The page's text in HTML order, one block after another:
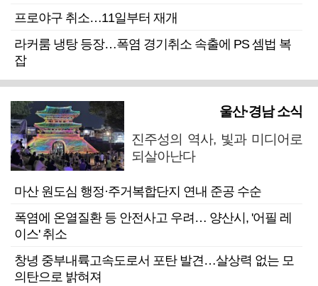
프로야구 취소…11일부터 재개
라커룸 냉탕 등장…폭염 경기취소 속출에 PS 셈법 복
잡
울산·경남 소식
진주성의 역사, 빛과 미디어로
되살아난다
마산 원도심 행정·주거복합단지 연내 준공 수순
폭염에 온열질환 등 안전사고 우려… 양산시, '어필 레
이스' 취소
창녕 중부내륙고속도로서 포탄 발견…살상력 없는 모
의탄으로 밝혀져